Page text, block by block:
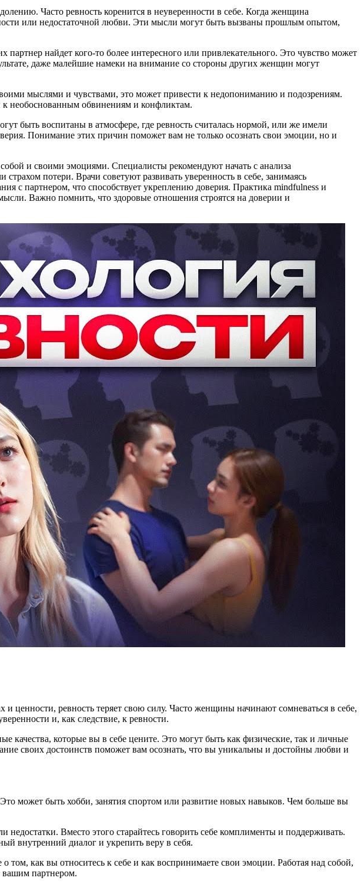
Часто ревность коренится в неуверенности в себе. Когда женщина
или недостаточной любви. Эти мысли могут быть вызваны прошлым опытом,
найдет кого-то более интересного или привлекательного. Это чувство может
даже малейшие намеки на внимание со стороны других женщин могут
мыслями и чувствами, это может привести к недопониманию и подозрениям.
необоснованным обвинениям и конфликтам.
быть воспитаны в атмосфере, где ревность считалась нормой, или же имели
Понимание этих причин поможет вам не только осознать свои эмоции, но и
и своими эмоциями. Специалисты рекомендуют начать с анализа
потери. Врачи советуют развивать уверенность в себе, занимаясь
с партнером, что способствует укреплению доверия. Практика mindfulness и
Важно помнить, что здоровые отношения строятся на доверии и
ценности, ревность теряет свою силу. Часто женщины начинают сомневаться в себе,
и, как следствие, к ревности.
качества, которые вы в себе цените. Это могут быть как физические, так и личные
своих достоинств поможет вам осознать, что вы уникальны и достойны любви и
может быть хобби, занятия спортом или развитие новых навыков. Чем больше вы
Вместо этого старайтесь говорить себе комплименты и поддерживать.
внутренний диалог и укрепить веру в себя.
как вы относитесь к себе и как воспринимаете свои эмоции. Работая над собой,
вашим партнером.